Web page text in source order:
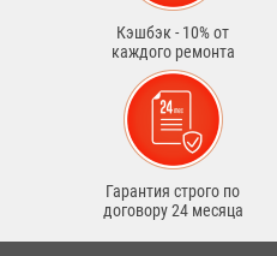
Кэшбэк - 10% от
каждого ремонта
Гарантия строго по
договору 24 месяца